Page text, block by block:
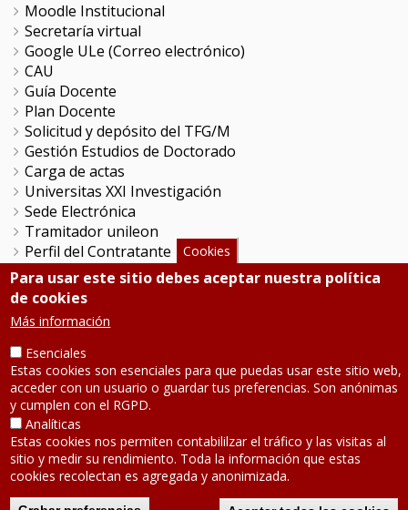
Moodle Institucional
Secretaría virtual
Google ULe (Correo electrónico)
CAU
Guía Docente
Plan Docente
Solicitud y depósito del TFG/M
Gestión Estudios de Doctorado
Carga de actas
Universitas XXI Investigación
Sede Electrónica
Tramitador unileon
Perfil del Contratante
Portal del Empleado
Servicio de Informática y Comunicaciones
SÍGUENOS
Teléfono: 987 291 000
Política de privacidad
Mapa de la web
2020 © Universidad de León
Cookies
Para usar este sitio debes aceptar nuestra política
de cookies
Más información
Esenciales
Estas cookies son esenciales para que puedas usar este sitio web,
acceder con un usuario o guardar tus preferencias. Son anónimas
y cumplen con el RGPD.
Analíticas
Estas cookies nos permiten contabililzar el tráfico y las visitas al
sitio y medir su rendimiento. Toda la información que estas
cookies recolectan es agregada y anonimizada.